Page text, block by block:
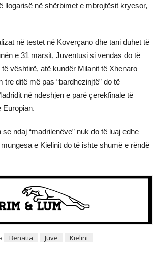
llogarisë në shërbimet e mbrojtësit kryesor,
në testet në Koverçano dhe tani duhet të
e 31 marsit, Juventusi si vendas do të
vështirë, atë kundër Milanit të Xhenaro
ditë më pas “bardhezinjtë” do të
në ndeshjen e parë çerekfinale të
Europian.
ndaj “madrilenëve” nuk do të luaj edhe
e Kielinit do të ishte shumë e rëndë
Benatia Juve Kielini